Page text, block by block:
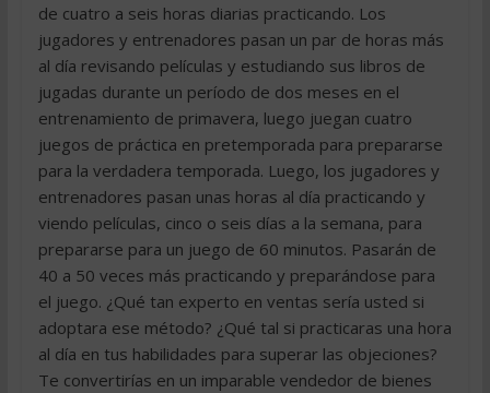
de cuatro a seis horas diarias practicando. Los
jugadores y entrenadores pasan un par de horas más
al día revisando películas y estudiando sus libros de
jugadas durante un período de dos meses en el
entrenamiento de primavera, luego juegan cuatro
juegos de práctica en pretemporada para prepararse
para la verdadera temporada. Luego, los jugadores y
entrenadores pasan unas horas al día practicando y
viendo películas, cinco o seis días a la semana, para
prepararse para un juego de 60 minutos. Pasarán de
40 a 50 veces más practicando y preparándose para
el juego. ¿Qué tan experto en ventas sería usted si
adoptara ese método? ¿Qué tal si practicaras una hora
al día en tus habilidades para superar las objeciones?
Te convertirías en un imparable vendedor de bienes